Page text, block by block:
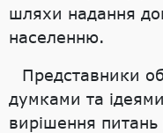
шляхи надання
населенню.
Представники
думками та
вирішення питань